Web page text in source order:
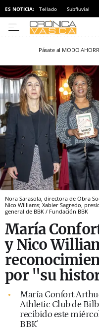
ES NOTICIA: Tellado Subfluvial
Pásate al MODO
Nora Sarasola, directora de Obra
Nico Williams; Xabier Sagredo,
general de BBK / Fundación BBK
María
y Nico
por "su
María Confort
Athletic Club de
recibido este
BBK'